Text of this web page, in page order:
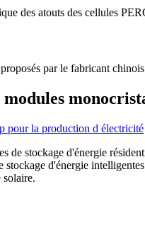
des atouts des cellules
par le fabricant
stockage d'énergie
d'énergie
solaire.